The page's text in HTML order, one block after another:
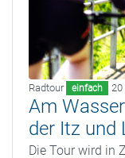
Radtour einfach 20
Am
der Itz und
Die Tour wird in